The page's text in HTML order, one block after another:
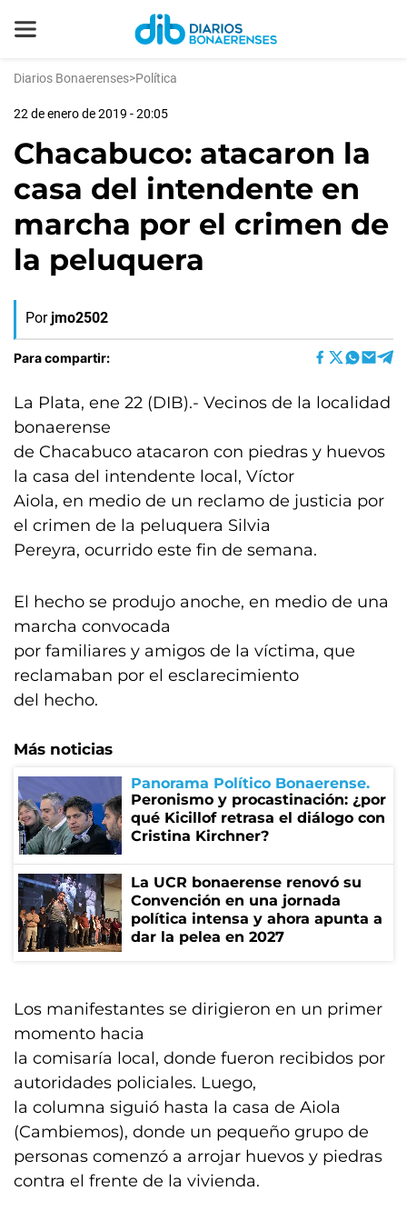
Diarios Bonaerenses>Política
22 de enero de 2019 - 20:05
Chacabuco: atacaron la
casa del intendente en
marcha por el crimen de
la peluquera
Por jmo2502
Para compartir:
La Plata, ene 22 (DIB).- Vecinos de la localidad
bonaerense
de Chacabuco atacaron con piedras y huevos
la casa del intendente local, Víctor
Aiola, en medio de un reclamo de justicia por
el crimen de la peluquera Silvia
Pereyra, ocurrido este fin de semana.
El hecho se produjo anoche, en medio de una
marcha convocada
por familiares y amigos de la víctima, que
reclamaban por el esclarecimiento
del hecho.
Más noticias
Panorama Político Bonaerense
Peronismo y procastinación: ¿por
qué Kicillof retrasa el diálogo con
Cristina Kirchner?
La UCR bonaerense renovó su
Convención en una jornada
política intensa y ahora apunta a
dar la pelea en 2027
Los manifestantes se dirigieron en un primer
momento hacia
la comisaría local, donde fueron recibidos por
autoridades policiales. Luego,
la columna siguió hasta la casa de Aiola
(Cambiemos), donde un pequeño grupo de
personas comenzó a arrojar huevos y piedras
contra el frente de la vivienda.